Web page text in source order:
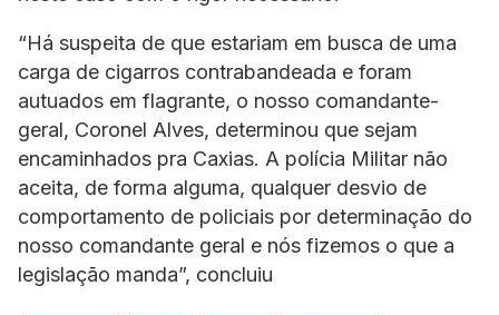
“Há suspeita de que estariam em busca de uma
carga de cigarros contrabandeada e foram
autuados em flagrante, o nosso comandante-
geral, Coronel Alves, determinou que sejam
encaminhados pra Caxias. A polícia Militar não
aceita, de forma alguma, qualquer desvio de
comportamento de policiais por determinação do
nosso comandante geral e nós fizemos o que a
legislação manda”, concluiu